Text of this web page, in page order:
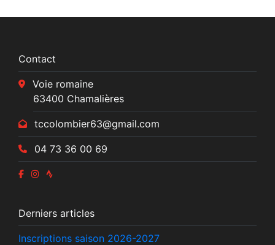
Contact
Voie romaine
63400 Chamalières
tccolombier63@gmail.com
04 73 36 00 69
Derniers articles
Inscriptions saison 2026-2027